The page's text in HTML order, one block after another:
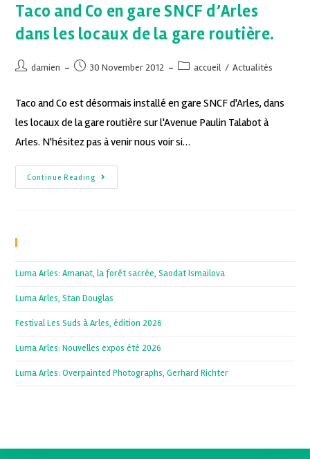
Taco and Co en gare SNCF d’Arles
dans les locaux de la gare routière.
damien 30 November 2012 accueil / Actualités
Taco and Co est désormais installé en gare SNCF d'Arles, dans
les locaux de la gare routière sur l'Avenue Paulin Talabot à
Arles. N'hésitez pas à venir nous voir si…
Continue Reading
Luma Arles: Amanat, la forêt sacrée, Saodat Ismailova
Luma Arles, Stan Douglas
Festival Les Suds à Arles, édition 2026
Luma Arles: Nouvelles expos été 2026
Luma Arles: Overpainted Photographs, Gerhard Richter